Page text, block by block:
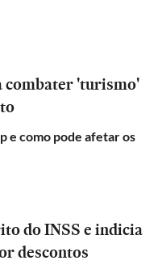
combater 'turismo'
e como pode afetar os
do INSS e indicia
descontos